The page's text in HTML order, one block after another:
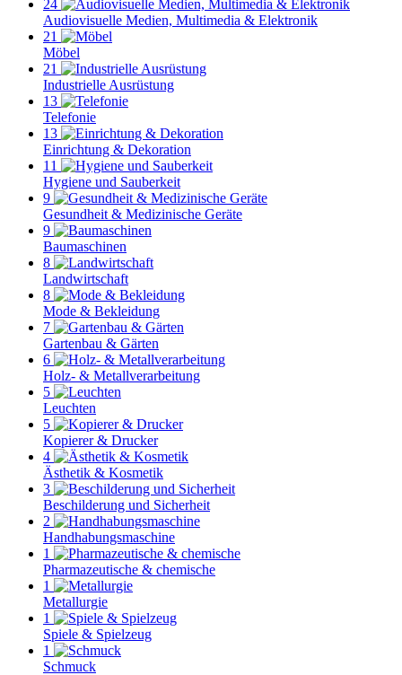
24
Audiovisuelle Medien, Multimedia & Elektronik
21
Möbel
21
Industrielle Ausrüstung
13
Telefonie
13
Einrichtung & Dekoration
11
Hygiene und Sauberkeit
9
Gesundheit & Medizinische Geräte
9
Baumaschinen
8
Landwirtschaft
8
Mode & Bekleidung
7
Gartenbau & Gärten
6
Holz- & Metallverarbeitung
5
Leuchten
5
Kopierer & Drucker
4
Ästhetik & Kosmetik
3
Beschilderung und Sicherheit
2
Handhabungsmaschine
1
Pharmazeutische & chemische
1
Metallurgie
1
Spiele & Spielzeug
1
Schmuck